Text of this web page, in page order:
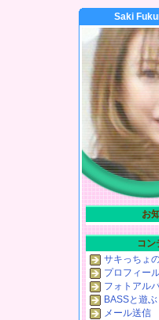
Saki
お
コン
サキっちょ
プロフィー
フォトアル
BASSと遊ぶ
メール送信